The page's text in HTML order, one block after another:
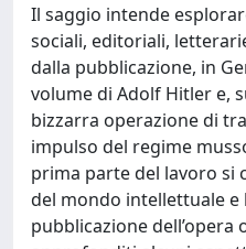
Il saggio intende
sociali, editoriali,
dalla pubblicazione, in
volume di Adolf Hitler e,
bizzarra operazione di
impulso del regime
prima parte del lavoro si
del mondo intellettuale
pubblicazione